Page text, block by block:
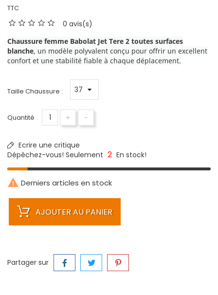
TTC
0 avis(s)
Chaussure femme Babolat Jet Tere 2 toutes surfaces
blanche, un modèle polyvalent conçu pour offrir un excellent
confort et une stabilité fiable à chaque déplacement.
Taille Chaussure :
Quantité + -
Ecrire une critique
Dépêchez-vous! Seulement 2 En stock!
 Derniers articles en stock
AJOUTER AU PANIER
Partager sur